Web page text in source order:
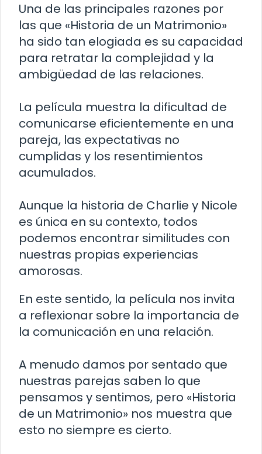
Una de las principales razones por
las que «Historia de un Matrimonio»
ha sido tan elogiada es su capacidad
para retratar la complejidad y la
ambigüedad de las relaciones.
La película muestra la dificultad de
comunicarse eficientemente en una
pareja, las expectativas no
cumplidas y los resentimientos
acumulados.
Aunque la historia de Charlie y Nicole
es única en su contexto, todos
podemos encontrar similitudes con
nuestras propias experiencias
amorosas.
En este sentido, la película nos invita
a reflexionar sobre la importancia de
la comunicación en una relación.
A menudo damos por sentado que
nuestras parejas saben lo que
pensamos y sentimos, pero «Historia
de un Matrimonio» nos muestra que
esto no siempre es cierto.